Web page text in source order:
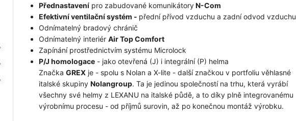
Přednastavení pro zabudované komunikátoryN-Com
Efektivní ventilační systém - přední přívod vzduchu a zadní odvod vzduchu
Odnímatelný bradový chránič
Odnímatelný interiér Air Top Comfort
Zapínání prostřednictvím systému Microlock
P/J homologace - jako otevřená (J) i integrální (P) helma
Značka GREX je - spolu s Nolan a X-lite - další značkou v portfoliu věhlasné
italské skupiny Nolangroup. Ta je jedinou společností na trhu, která vyrábí
všechny své helmy z LEXANU na italské půdě, a to díky plně integrovanému
výrobnímu procesu - od příjmů surovin, až po konečnou montáž výrobku.